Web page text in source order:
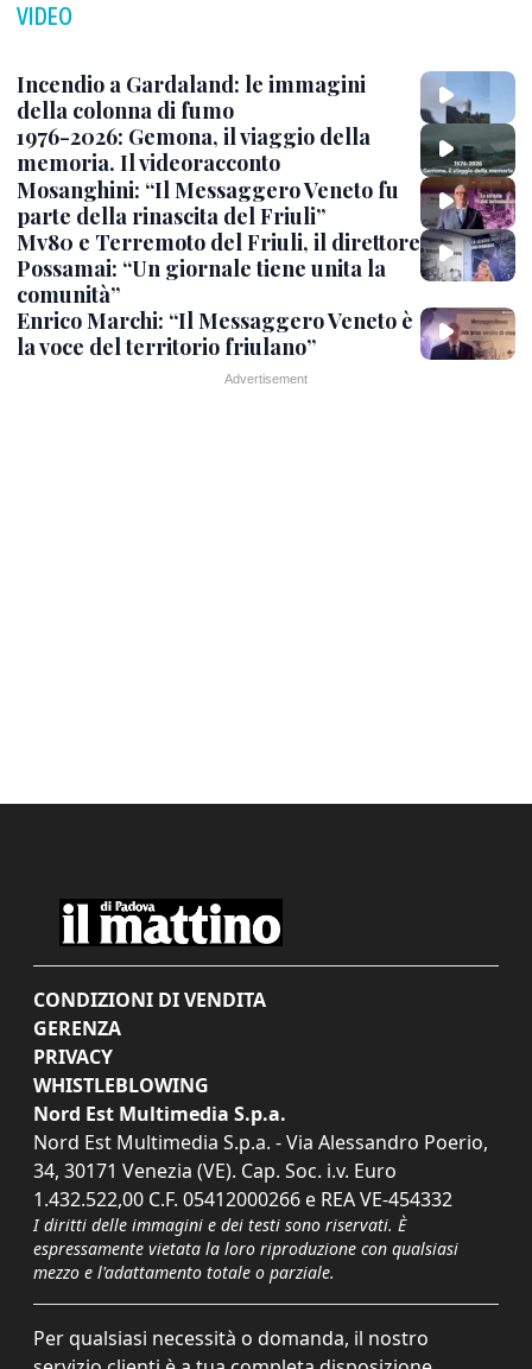
VIDEO
Incendio a Gardaland: le immagini
della colonna di fumo
1976-2026: Gemona, il viaggio della
memoria. Il videoracconto
Mosanghini: “Il Messaggero Veneto fu
parte della rinascita del Friuli”
Mv80 e Terremoto del Friuli, il direttore
Possamai: “Un giornale tiene unita la
comunità”
Enrico Marchi: “Il Messaggero Veneto è
la voce del territorio friulano”
CONDIZIONI DI VENDITA
GERENZA
PRIVACY
WHISTLEBLOWING
Nord Est Multimedia S.p.a.
Nord Est Multimedia S.p.a. - Via Alessandro Poerio,
34, 30171 Venezia (VE). Cap. Soc. i.v. Euro
1.432.522,00 C.F. 05412000266 e REA VE-454332
I diritti delle immagini e dei testi sono riservati. È
espressamente vietata la loro riproduzione con qualsiasi
mezzo e l'adattamento totale o parziale.
Per qualsiasi necessità o domanda, il nostro